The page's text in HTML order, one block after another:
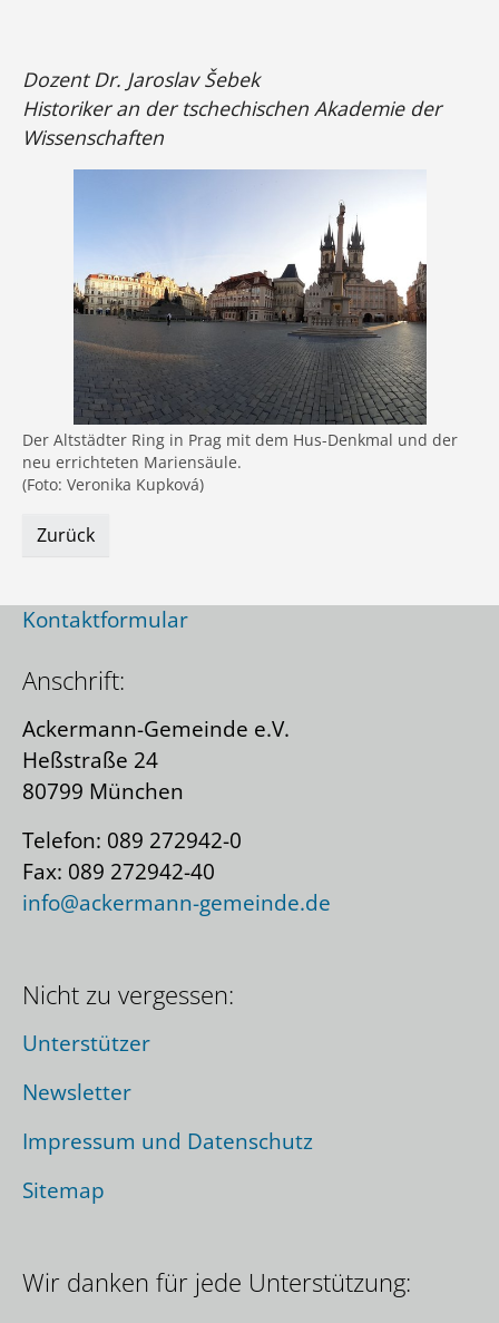
Dozent Dr. Jaroslav Šebek
Historiker an der tschechischen Akademie der
Wissenschaften
Der Altstädter Ring in Prag mit dem Hus-Denkmal und der
neu errichteten Mariensäule.
(Foto: Veronika Kupková)
Zurück
Kontaktformular
Anschrift:
Ackermann-Gemeinde e.V.
Heßstraße 24
80799 München
Telefon: 089 272942-0
Fax: 089 272942-40
info@ackermann-gemeinde.de
Wir danken für jede Unterstützung:
Nicht zu vergessen:
Unterstützer
Newsletter
Impressum und Datenschutz
Sitemap